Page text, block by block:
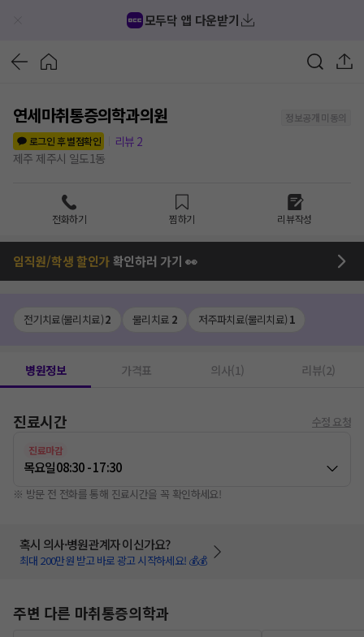
모두닥 앱 다운받기
연세마취통증의학과의원
정보공개 미동의
로그인 후 별점확인
리뷰 2
제주 제주시 일도1동
전화하기 찜하기 리뷰작성
임직원/학생 할인가확인하러 가기 👀
전기치료(물리치료)2 물리치료 2 저주파치료(물리치료) 1
병원정보 가격표 의사(1) 리뷰(2)
진료시간 수정 요청
진료마감
목요일08:30 - 17:30
※ 방문 전 전화를 통해 진료시간을 꼭 확인하세요!
혹시 의사·병원관계자 이신가요?
최대 200만원 받고 바로 광고 시작하세요! 💰💰
주변 다른 마취통증의학과